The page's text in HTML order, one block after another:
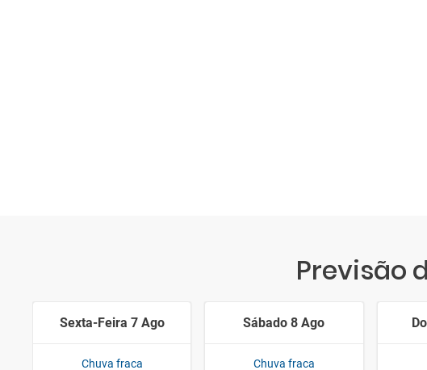
Previsão
Sexta-Feira 7 Ago
Chuva fraca
Sábado 8 Ago
Chuva fraca